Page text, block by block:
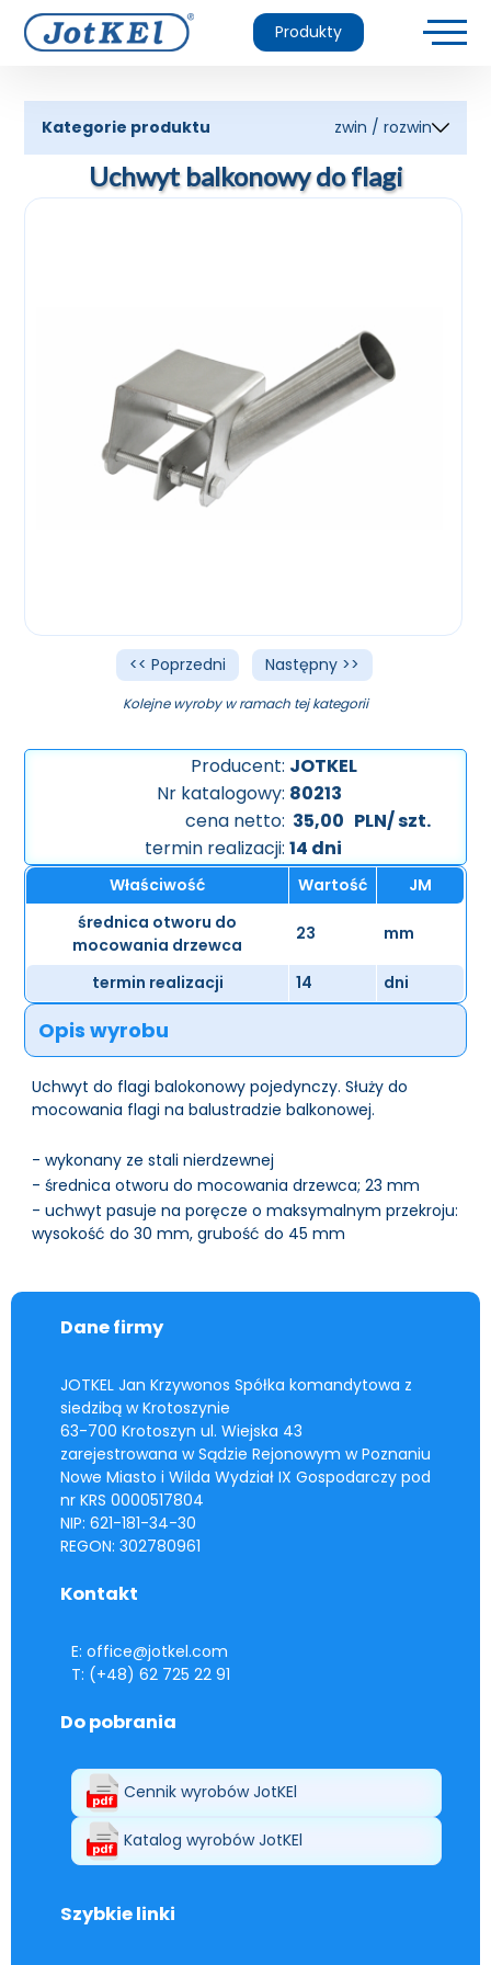
Produkty
Kategorie produktu zwin / rozwin
Uchwyt balkonowy do flagi
<< Poprzedni Następny >>
Kolejne wyroby w ramach tej kategorii
Producent: JOTKEL
Nr katalogowy: 80213
cena netto: 35,00 PLN/ szt.
termin realizacji: 14 dni
Właściwość Wartość
JM
średnica otworu do
mocowania drzewca
23 mm
termin realizacji 14 dni
Opis wyrobu
Uchwyt do flagi balokonowy pojedynczy. Służy do
mocowania flagi na balustradzie balkonowej.
- wykonany ze stali nierdzewnej
- średnica otworu do mocowania drzewca; 23 mm
- uchwyt pasuje na poręcze o maksymalnym przekroju:
wysokość do 30 mm, grubość do 45 mm
Dane firmy
JOTKEL Jan Krzywonos Spółka komandytowa z
siedzibą w Krotoszynie
63-700 Krotoszyn ul. Wiejska 43
zarejestrowana w Sądzie Rejonowym w Poznaniu
Nowe Miasto i Wilda Wydział IX Gospodarczy pod
nr KRS 0000517804
NIP: 621-181-34-30
REGON: 302780961
Kontakt
E: office@jotkel.com
T: (+48) 62 725 22 91
Do pobrania
Cennik wyrobów JotKEl
Katalog wyrobów JotKEl
Szybkie linki